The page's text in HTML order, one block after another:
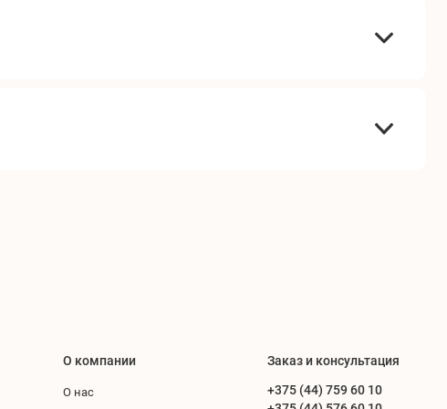
О компании
О нас
Заказ и консультация
+375 (44) 759 60 10